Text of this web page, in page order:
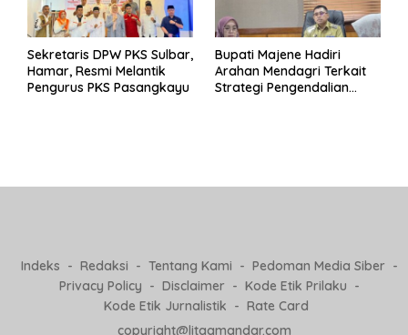
Sekretaris DPW PKS Sulbar,
Hamar, Resmi Melantik
Pengurus PKS Pasangkayu
Bupati Majene Hadiri
Arahan Mendagri Terkait
Strategi Pengendalian
Indeks Redaksi Tentang Kami
Pedoman Media Siber
Privacy Policy
Disclaimer
Kode Etik Prilaku
Kode Etik Jurnalistik
Rate Card
copyright@litaqmandar.com